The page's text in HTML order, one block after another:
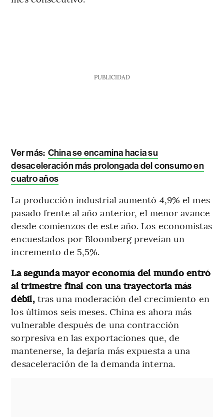
PUBLICIDAD
Ver más: China se encamina hacia su
desaceleración más prolongada del consumo en
cuatro años
La producción industrial aumentó 4,9% el mes
pasado frente al año anterior, el menor avance
desde comienzos de este año. Los economistas
encuestados por Bloomberg preveían un
incremento de 5,5%.
La segunda mayor economía del mundo entró
al trimestre final con una trayectoria más
débil,tras una moderación del crecimiento en
los últimos seis meses. China es ahora más
vulnerable después de una contracción
sorpresiva en las exportaciones que, de
mantenerse, la dejaría más expuesta a una
desaceleración de la demanda interna.